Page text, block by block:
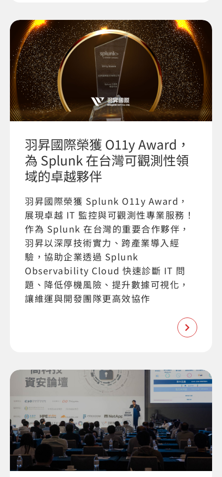
羽昇國際榮獲 O11y Award，
為 Splunk 在台灣可觀測性領
域的卓越夥伴
羽昇國際榮獲 Splunk O11y Award，
展現卓越 IT 監控與可觀測性專業服務！
作為 Splunk 在台灣的重要合作夥伴，
羽昇以深厚技術實力、跨產業導入經
驗，協助企業透過 Splunk
Observability Cloud 快速診斷 IT 問
題、降低停機風險、提升數據可視化，
讓維運與開發團隊更高效協作